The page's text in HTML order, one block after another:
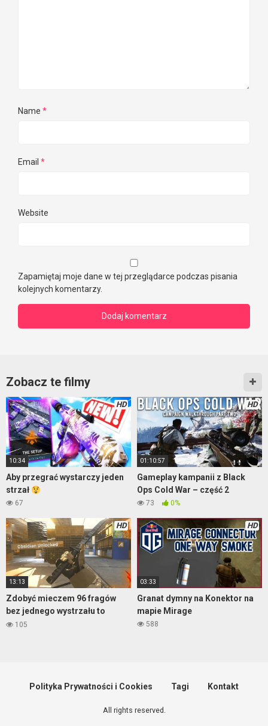
Name *
Email *
Website
Zapamiętaj moje dane w tej przeglądarce podczas pisania
kolejnych komentarzy.
Zobacz te filmy
HD
10:34
Aby przegrać wystarczy jeden
strzał
67
HD
01:10:57
Gameplay kampanii z Black
Ops Cold War – część 2
73 0%
HD
13:13
Zdobyć mieczem 96 fragów
bez jednego wystrzału to
wyczyn
105
HD
03:33
Granat dymny na Konektor na
mapie Mirage
588
Polityka Prywatności i Cookies Tagi Kontakt
All rights reserved.